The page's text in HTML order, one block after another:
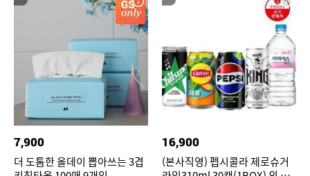
7,900
더 도톰한 올데이 뽑아쓰는 3겹
16,900
(본사직영) 펩시콜라 제로슈거